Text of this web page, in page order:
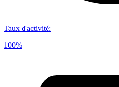
Taux d'activité:
100%